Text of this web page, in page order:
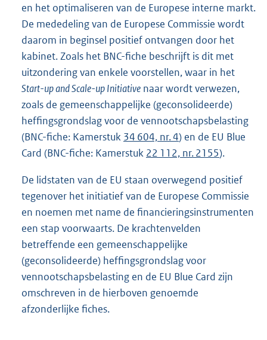
en het optimaliseren van de Europese interne markt.
De mededeling van de Europese Commissie wordt
daarom in beginsel positief ontvangen door het
kabinet. Zoals het BNC-fiche beschrijft is dit met
uitzondering van enkele voorstellen, waar in het
Start-up and Scale-up Initiative naar wordt verwezen,
zoals de gemeenschappelijke (geconsolideerde)
heffingsgrondslag voor de vennootschapsbelasting
(BNC-fiche: Kamerstuk 34 604, nr. 4) en de EU Blue
Card (BNC-fiche: Kamerstuk 22 112, nr. 2155).
De lidstaten van de EU staan overwegend positief
tegenover het initiatief van de Europese Commissie
en noemen met name de financieringsinstrumenten
een stap voorwaarts. De krachtenvelden
betreffende een gemeenschappelijke
(geconsolideerde) heffingsgrondslag voor
vennootschapsbelasting en de EU Blue Card zijn
omschreven in de hierboven genoemde
afzonderlijke fiches.